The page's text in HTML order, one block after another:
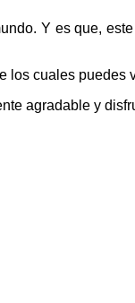
Y es que,
los cuales puedes
agradable y